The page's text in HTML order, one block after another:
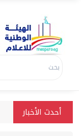
أحدث الأخبار